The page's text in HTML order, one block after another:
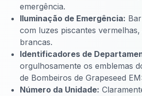
emergência.
Iluminação de Emergência:
com luzes piscantes vermelhas,
brancas.
Identificadores de
orgulhosamente os emblemas
de Bombeiros de Grapeseed
Número da Unidade: